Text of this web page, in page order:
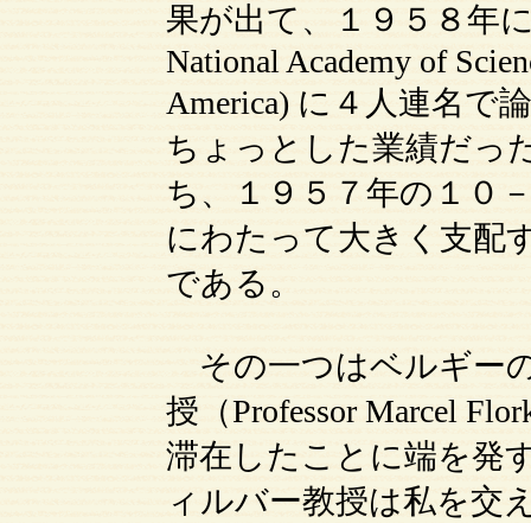
果が出て、１９５８年に
National Academy of
America) に４人連名で
ちょっとした業績だっ
ち、１９５７年の１０
にわたって大きく支配
である。
その一つはベルギー
授（Professor Marcel
滞在したことに端を発
ィルバー教授は私を交